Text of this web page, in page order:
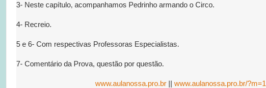
3- Neste capítulo, acompanhamos Pedrinho armando o Circo.
4- Recreio.
5 e 6- Com respectivas Professoras Especialistas.
7- Comentário da Prova, questão por questão.
www.aulanossa.pro.br || www.aulanossa.pro.br/?m=1